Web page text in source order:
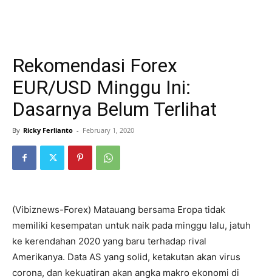
Rekomendasi Forex
EUR/USD Minggu Ini:
Dasarnya Belum Terlihat
By Ricky Ferlianto - February 1, 2020
(Vibiznews-Forex) Matauang bersama Eropa tidak
memiliki kesempatan untuk naik pada minggu lalu, jatuh
ke kerendahan 2020 yang baru terhadap rival
Amerikanya. Data AS yang solid, ketakutan akan virus
corona, dan kekuatiran akan angka makro ekonomi di